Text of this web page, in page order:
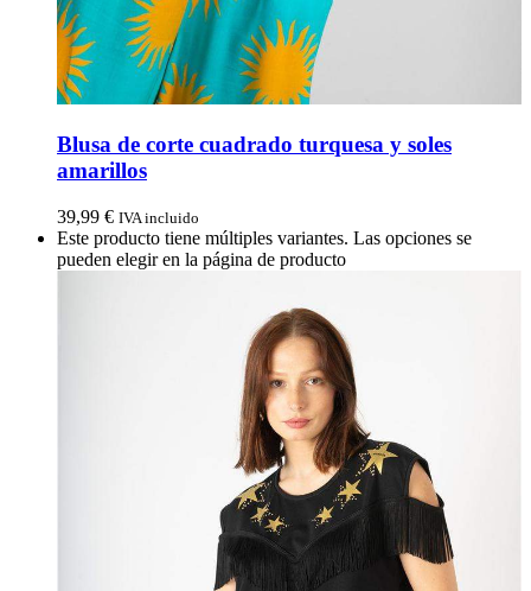
Blusa de corte cuadrado turquesa y soles
amarillos
39,99 € IVA incluido
Este producto tiene múltiples variantes. Las opciones se
pueden elegir en la página de producto